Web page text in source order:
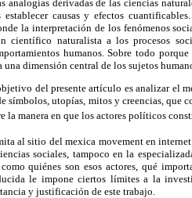
analogías derivadas de las ciencias
causas y efectos
la interpretación de los fenómenos
científico naturalista a los procesos
humanos. Sobre todo
una dimensión central de los sujetos
del presente artículo es analizar el
símbolos, utopías, mitos y creencias, que
la manera en que los actores políticos
al sitio del mexica movement en
sociales, tampoco en la
quiénes son esos actores, qué
le impone ciertos límites a la
y justificación de este trabajo.